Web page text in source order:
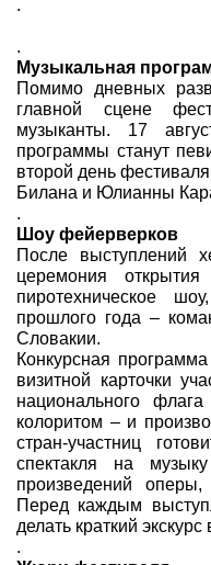
.
.
Музыкальная
Помимо дневных
главной сцене
музыканты. 17
программы станут
второй день
Билана и Юлианны
.
Шоу фейерверков
После выступлений
церемония
пиротехническое
прошлого года –
Словакии.
Конкурсная
визитной карточки
национального
колоритом – и
стран-участниц
спектакля на
произведений
Перед каждым
делать краткий
.